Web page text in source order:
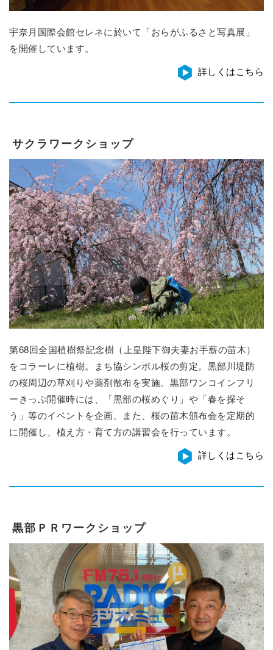
宇奈月国際会館セレネに於いて「おらがふるさと写真展」
を開催しています。
詳しくはこちら
サクラワークショップ
第68回全国植樹祭記念樹（上皇陛下御夫妻お手薪の苗木）
をコラーレに植樹。まち協シンボル桜の剪定。黒部川堤防
の桜周辺の草刈りや薬剤散布を実施。黒部ワンコインフリ
ーきっぷ開催時には、「黒部の桜めぐり」や「春を探そ
う」等のイベントを企画。また、桜の苗木頒布会を定期的
に開催し、植え方・育て方の講習会を行っています。
詳しくはこちら
黒部ＰＲワークショップ